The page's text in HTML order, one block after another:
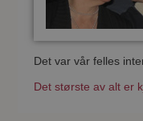
Det var vår felles
Det største av alt er